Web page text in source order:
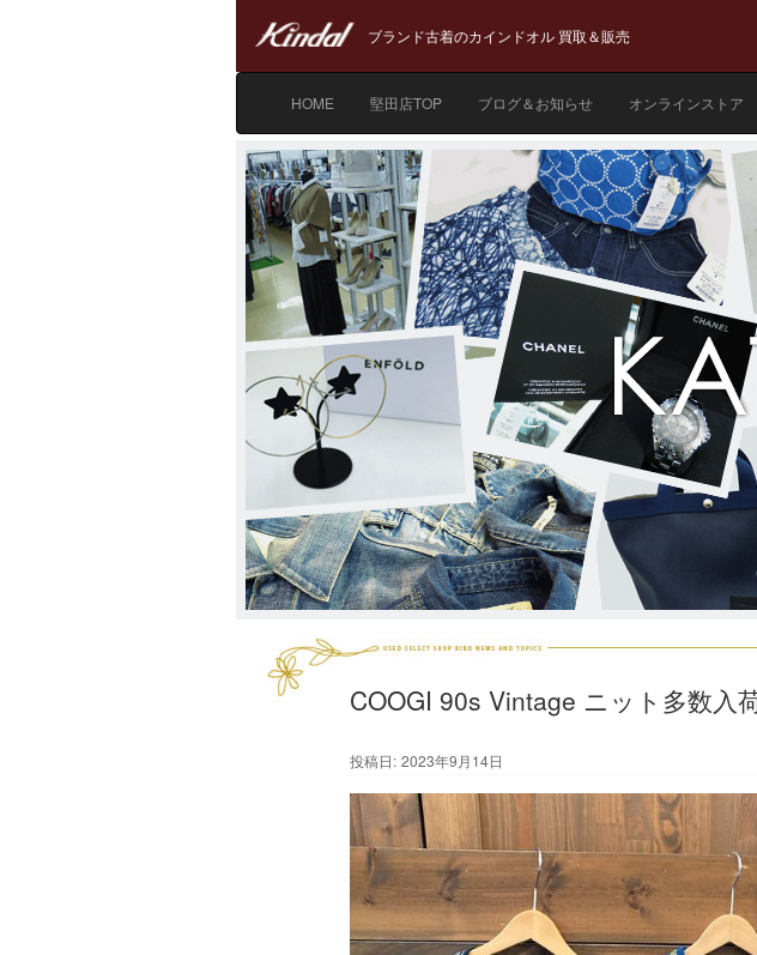
ブランド古着のカインドオル 買取＆販売
HOME 堅田店TOP ブログ＆お知らせ オンラインストア
COOGI 90s Vintage ニット多数入
投稿日: 2023年9月14日